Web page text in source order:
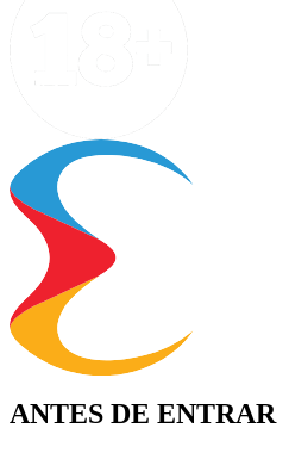
ANTES DE ENTRAR